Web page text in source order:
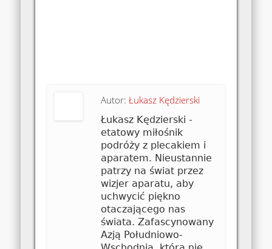
Autor:Łukasz Kędzierski
Łukasz Kędzierski -
etatowy miłośnik
podróży z plecakiem i
aparatem. Nieustannie
patrzy na świat przez
wizjer aparatu, aby
uchwycić piękno
otaczającego nas
świata. Zafascynowany
Azją Południowo-